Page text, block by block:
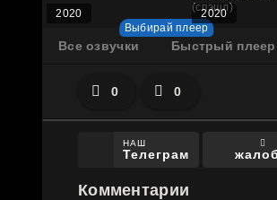
2020 2020
(спэшл)
Все озвучки Быстрый плеер
0 0
НАШ
Телеграм
Комментарии